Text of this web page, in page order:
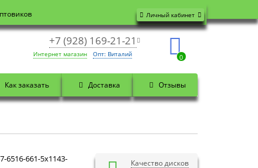
Личный кабинет
+7 (928) 169-21-21
Интернет магазин Опт: Виталий 0
Как заказать Доставка Отзывы
6516-661-5x1143-
Качество дисков